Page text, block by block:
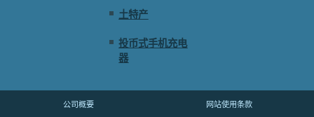
土特产
投币式手机充电
器
公司概要 网站使用条款